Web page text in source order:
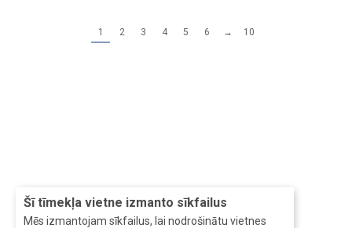
Šī tīmekļa vietne izmanto sīkfailus
Mēs izmantojam sīkfailus, lai nodrošinātu vietnes
1 2 3 4 5 6 → 10